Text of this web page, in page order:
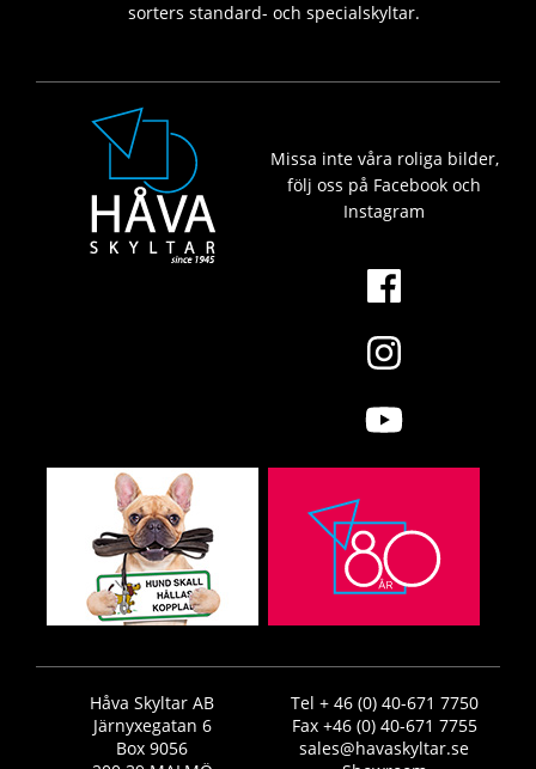
sorters standard- och specialskyltar.
Missa inte våra roliga bilder,
följ oss på Facebook och
Instagram
Håva Skyltar AB
Järnyxegatan 6
Box 9056
Tel + 46 (0) 40-671 7750
Fax +46 (0) 40-671 7755
sales@havaskyltar.se